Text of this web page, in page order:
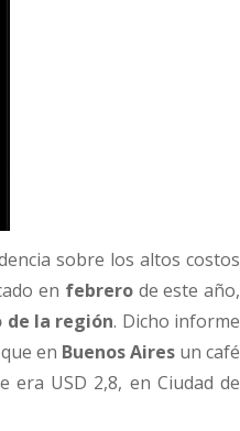
sobre los altos costos
en febrerode este año,
de la región. Dicho informe
en Buenos Airesun café
era USD 2,8, en Ciudad de